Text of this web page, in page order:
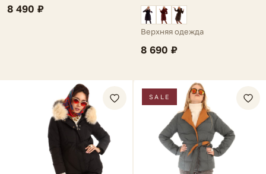
8 490 ₽
черное Tirrena
Верхняя одежда
8 690 ₽
SALE